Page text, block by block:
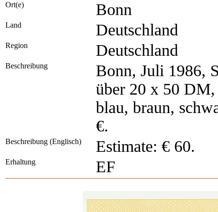
Ort(e) Bonn
Land Deutschland
Region Deutschland
Beschreibung
Bonn, Juli 1986,
über 20 x 50
blau, braun,
€.
Beschreibung (Englisch) Estimate: € 60.
Erhaltung EF